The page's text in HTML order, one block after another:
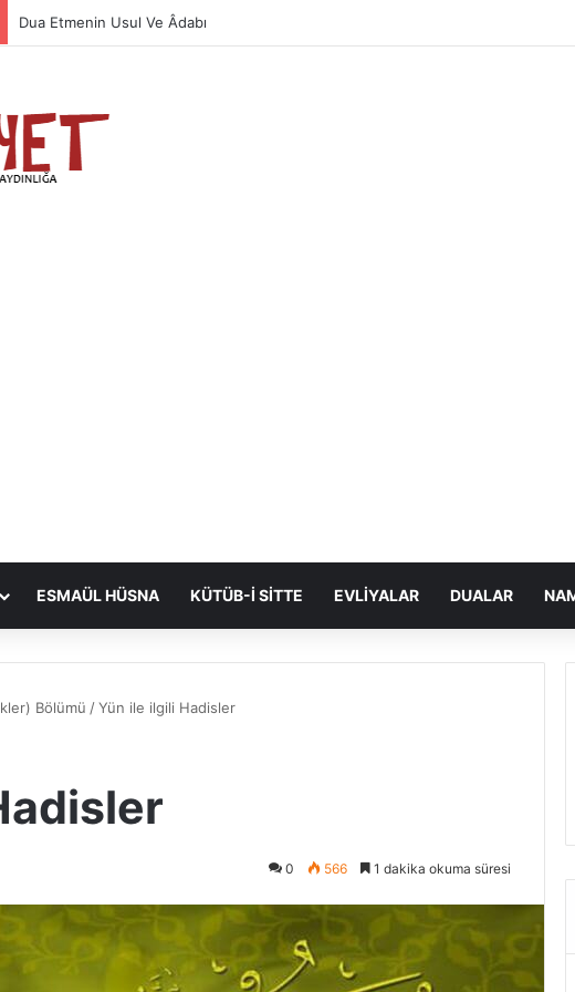
Namazın Önemi Ve Fazileti
ESMAÜL HÜSNA KÜTÜB-I SITTE EVLIYALAR DUALAR
Bölümü /Yün ile ilgili Hadisler
0 566 1 dakika okuma süresi